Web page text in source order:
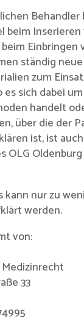
beim
Einbringen
ständig
zum
es sich dabei
handelt
über die der
ist, ist
OLG
kann nur zu
werden.
von:
33